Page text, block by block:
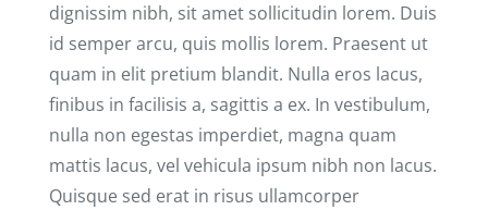
dignissim nibh, sit amet sollicitudin lorem. Duis
id semper arcu, quis mollis lorem. Praesent ut
quam in elit pretium blandit. Nulla eros lacus,
finibus in facilisis a, sagittis a ex. In vestibulum,
nulla non egestas imperdiet, magna quam
mattis lacus, vel vehicula ipsum nibh non lacus.
Quisque sed erat in risus ullamcorper